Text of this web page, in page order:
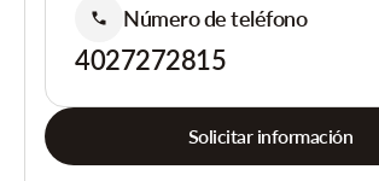
Número de teléfono
4027272815
Solicitar información